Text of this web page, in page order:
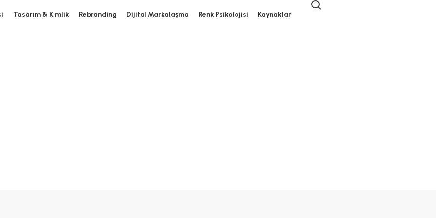
Tasarım & Kimlik Rebranding Dijital Markalaşma Renk Psikolojisi Kaynaklar